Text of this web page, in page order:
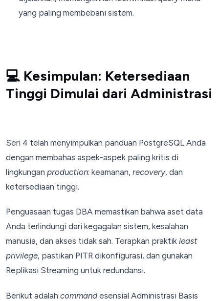
yang paling membebani sistem.
💻 Kesimpulan: Ketersediaan
Tinggi Dimulai dari Administrasi
Seri 4 telah menyimpulkan panduan PostgreSQL Anda
dengan membahas aspek-aspek paling kritis di
lingkungan production: keamanan, recovery, dan
ketersediaan tinggi.
Penguasaan tugas DBA memastikan bahwa aset data
Anda terlindungi dari kegagalan sistem, kesalahan
manusia, dan akses tidak sah. Terapkan praktik least
privilege, pastikan PITR dikonfigurasi, dan gunakan
Replikasi Streaming untuk redundansi.
Berikut adalah command esensial Administrasi Basis